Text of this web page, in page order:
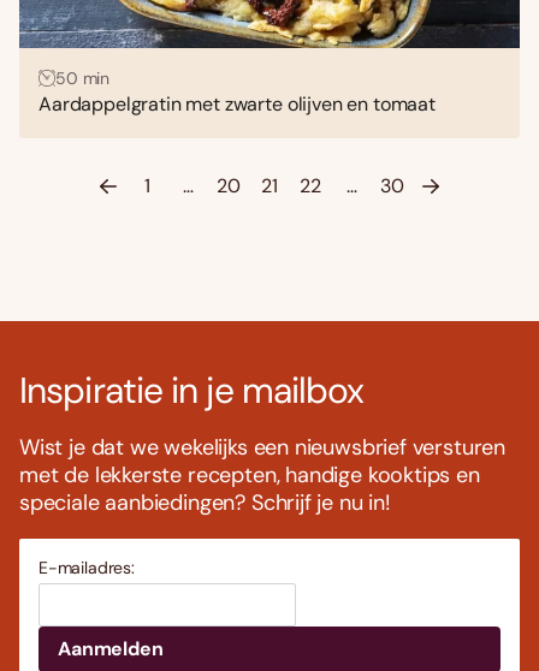
50 min
Aardappelgratin met zwarte olijven en tomaat
1 … 20 21 22 … 30
Inspiratie in je mailbox
Wist je dat we wekelijks een nieuwsbrief versturen
met de lekkerste recepten, handige kooktips en
speciale aanbiedingen? Schrijf je nu in!
E-mailadres: